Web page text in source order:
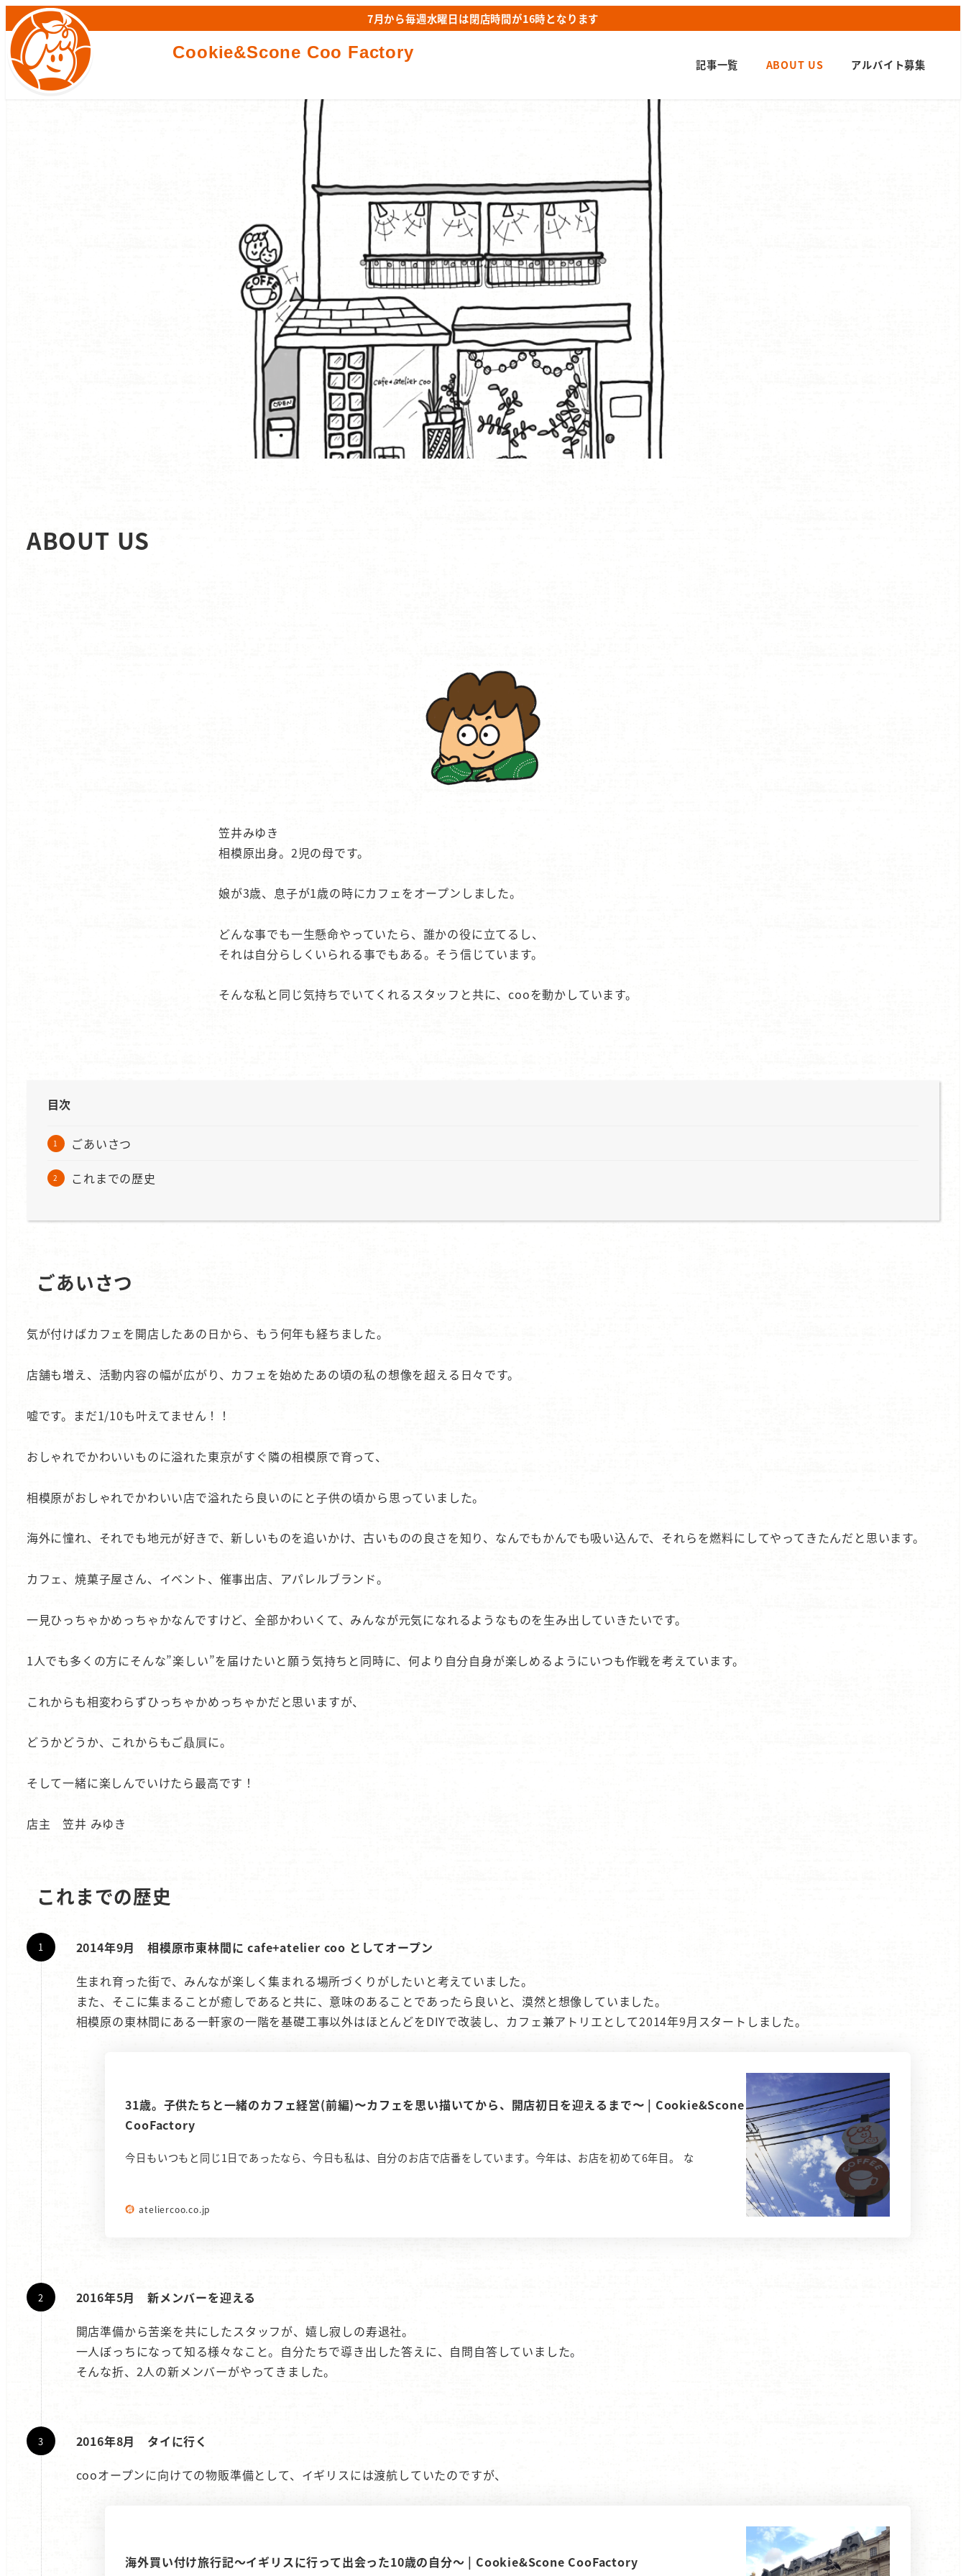
7月から毎週水曜日は閉店時間が16時となります
記事一覧 ABOUT US アルバイト募集
ABOUT US
笠井みゆき
相模原出身。2児の母です。
娘が3歳、息子が1歳の時にカフェをオープンしました。
どんな事でも一生懸命やっていたら、誰かの役に立てるし、
それは自分らしくいられる事でもある。そう信じています。
そんな私と同じ気持ちでいてくれるスタッフと共に、cooを動かしています。
目次
ごあいさつ
これまでの歴史
ごあいさつ
気が付けばカフェを開店したあの日から、もう何年も経ちました。
店舗も増え、活動内容の幅が広がり、カフェを始めたあの頃の私の想像を超える日々です。
嘘です。まだ1/10も叶えてません！！
おしゃれでかわいいものに溢れた東京がすぐ隣の相模原で育って、
相模原がおしゃれでかわいい店で溢れたら良いのにと子供の頃から思っていました。
海外に憧れ、それでも地元が好きで、新しいものを追いかけ、古いものの良さを知り、なんでもかんでも吸い込んで、それらを燃料にしてやってきたんだと思います。
カフェ、焼菓子屋さん、イベント、催事出店、アパレルブランド。
一見ひっちゃかめっちゃかなんですけど、全部かわいくて、みんなが元気になれるようなものを生み出していきたいです。
1人でも多くの方にそんな”楽しい”を届けたいと願う気持ちと同時に、何より自分自身が楽しめるようにいつも作戦を考えています。
これからも相変わらずひっちゃかめっちゃかだと思いますが、
どうかどうか、これからもご贔屓に。
そして一緒に楽しんでいけたら最高です！
店主 笠井 みゆき
これまでの歴史
2014年9月 相模原市東林間に cafe+atelier coo としてオープン
生まれ育った街で、みんなが楽しく集まれる場所づくりがしたいと考えていました。
また、そこに集まることが癒しであると共に、意味のあることであったら良いと、漠然と想像していました。
相模原の東林間にある一軒家の一階を基礎工事以外はほとんどをDIYで改装し、カフェ兼アトリエとして2014年9月スタートしました。
31歳。子供たちと一緒のカフェ経営(前編)〜カフェを思い描いてから、開店初日を迎えるまで〜 | Cookie&Scone
CooFactory
今日もいつもと同じ1日であったなら、今日も私は、自分のお店で店番をしています。今年は、お店を初めて6年目。 な
ateliercoo.co.jp
2016年5月 新メンバーを迎える
開店準備から苦楽を共にしたスタッフが、嬉し寂しの寿退社。
一人ぼっちになって知る様々なこと。自分たちで導き出した答えに、自問自答していました。
そんな折、2人の新メンバーがやってきました。
2016年8月 タイに行く
cooオープンに向けての物販準備として、イギリスには渡航していたのですが、
海外買い付け旅行記～イギリスに行って出会った10歳の自分～ | Cookie&Scone CooFactory